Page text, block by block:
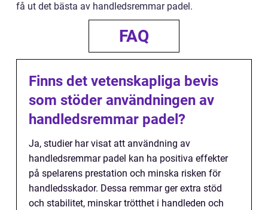
få ut det bästa av handledsremmar padel.
FAQ
Finns det vetenskapliga bevis
som stöder användningen av
handledsremmar padel?
Ja, studier har visat att användning av
handledsremmar padel kan ha positiva effekter
på spelarens prestation och minska risken för
handledsskador. Dessa remmar ger extra stöd
och stabilitet, minskar trötthet i handleden och